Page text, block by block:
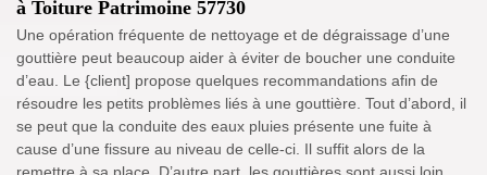
à Toiture Patrimoine 57730
Une opération fréquente de nettoyage et de dégraissage d’une
gouttière peut beaucoup aider à éviter de boucher une conduite
d’eau. Le {client] propose quelques recommandations afin de
résoudre les petits problèmes liés à une gouttière. Tout d’abord, il
se peut que la conduite des eaux pluies présente une fuite à
cause d’une fissure au niveau de celle-ci. Il suffit alors de la